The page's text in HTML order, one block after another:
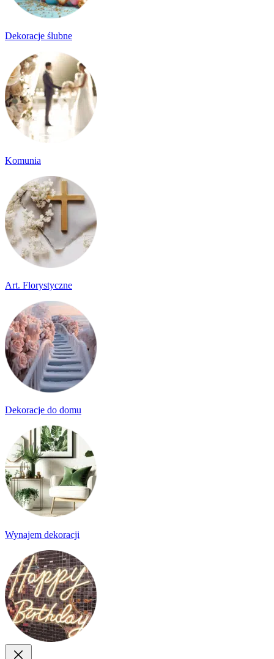
Dekoracje ślubne
Komunia
Art. Florystyczne
Dekoracje do domu
Wynajem dekoracji